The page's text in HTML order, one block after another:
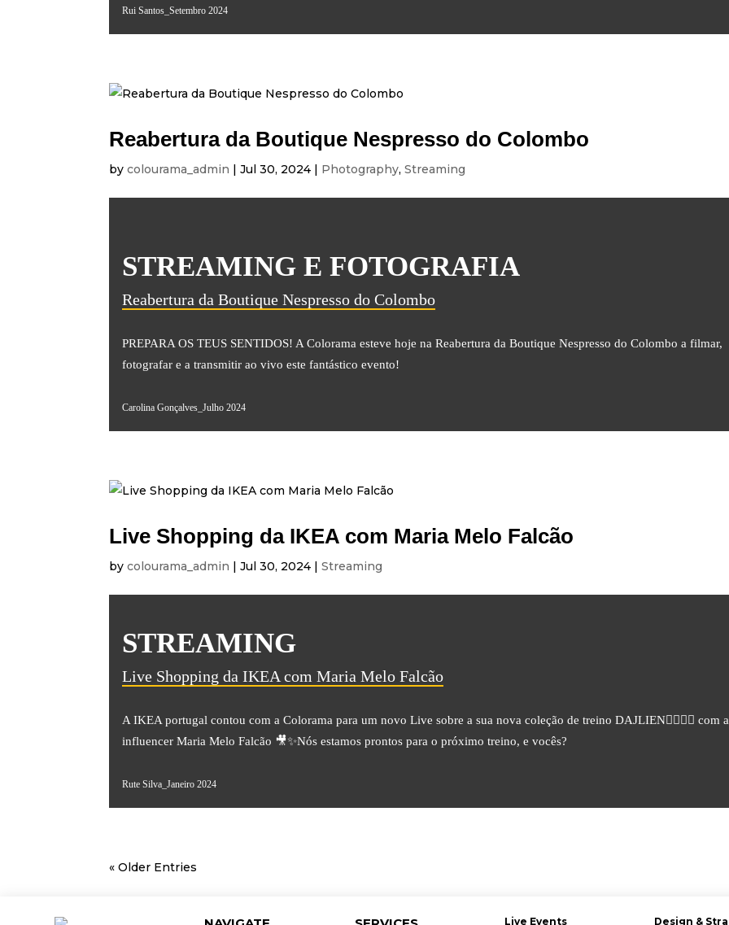
Rui Santos_Setembro 2024
Reabertura da Boutique Nespresso do Colombo
bycolourama_admin |Jul 30, 2024 | Photography,Streaming
STREAMING E FOTOGRAFIA
Reabertura da Boutique Nespresso do Colombo
PREPARA OS TEUS SENTIDOS! A Colorama esteve hoje na Reabertura da Boutique Nespresso do Colombo a filmar,
fotografar e a transmitir ao vivo este fantástico evento!
Carolina Gonçalves_Julho 2024
Live Shopping da IKEA com Maria Melo Falcão
bycolourama_admin |Jul 30, 2024 |Streaming
STREAMING
Live Shopping da IKEA com Maria Melo Falcão
A IKEA portugal contou com a Colorama para um novo Live sobre a sua nova coleção de treino DAJLIEN🏋️‍♀️💪🏻 com a
influencer Maria Melo Falcão 🎥✨Nós estamos prontos para o próximo treino, e vocês?
Rute Silva_Janeiro 2024
« Older Entries
Live Events Design &